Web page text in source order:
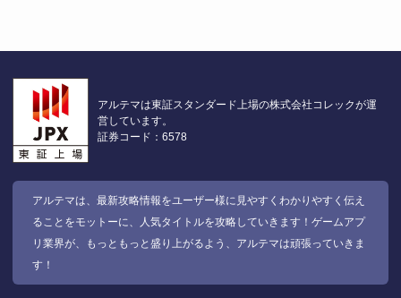
アルテマは東証スタンダード上場の株式会社コレックが運
営しています。
証券コード：6578
アルテマは、最新攻略情報をユーザー様に見やすくわかりやすく伝え
ることをモットーに、人気タイトルを攻略していきます！ゲームアプ
リ業界が、もっともっと盛り上がるよう、アルテマは頑張っていきま
す！